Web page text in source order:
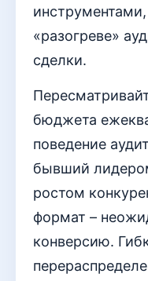
«разогреве»
сделки.
бюджета
поведение
бывший
ростом
формат –
конверсию.